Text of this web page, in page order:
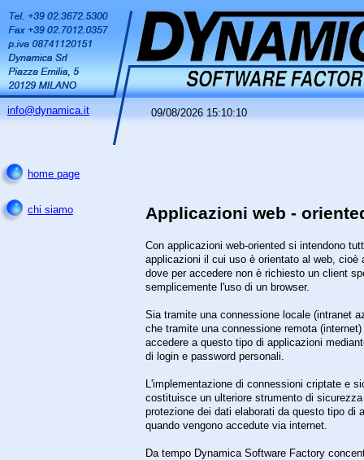
info@dynamica.it
home page
chi siamo
09/08/2026 15:10:10
Applicazioni web -
Con applicazioni web-oriented si intendono
applicazioni il cui uso è orientato al web, cioè
dove per accedere non è richiesto un client
semplicemente l'uso di un browser.
Sia tramite una connessione locale (intranet
che tramite una connessione remota
accedere a questo tipo di applicazioni
di login e password personali.
L'implementazione di connessioni criptate e
costituisce un ulteriore strumento di
protezione dei dati elaborati da questo tipo di
quando vengono accedute via internet.
Da tempo Dynamica Software Factory